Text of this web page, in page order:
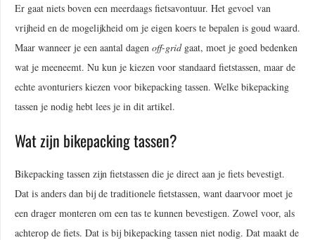
Er gaat niets boven een meerdaags fietsavontuur. Het gevoel van
vrijheid en de mogelijkheid om je eigen koers te bepalen is goud waard.
Maar wanneer je een aantal dagen off-gridgaat, moet je goed bedenken
wat je meeneemt. Nu kun je kiezen voor standaard fietstassen, maar de
echte avonturiers kiezen voor bikepacking tassen. Welke bikepacking
tassen je nodig hebt lees je in dit artikel.
Wat zijn bikepacking tassen?
Bikepacking tassen zijn fietstassen die je direct aan je fiets bevestigt.
Dat is anders dan bij de traditionele fietstassen, want daarvoor moet je
een drager monteren om een tas te kunnen bevestigen. Zowel voor, als
achterop de fiets. Dat is bij bikepacking tassen niet nodig. Dat maakt de